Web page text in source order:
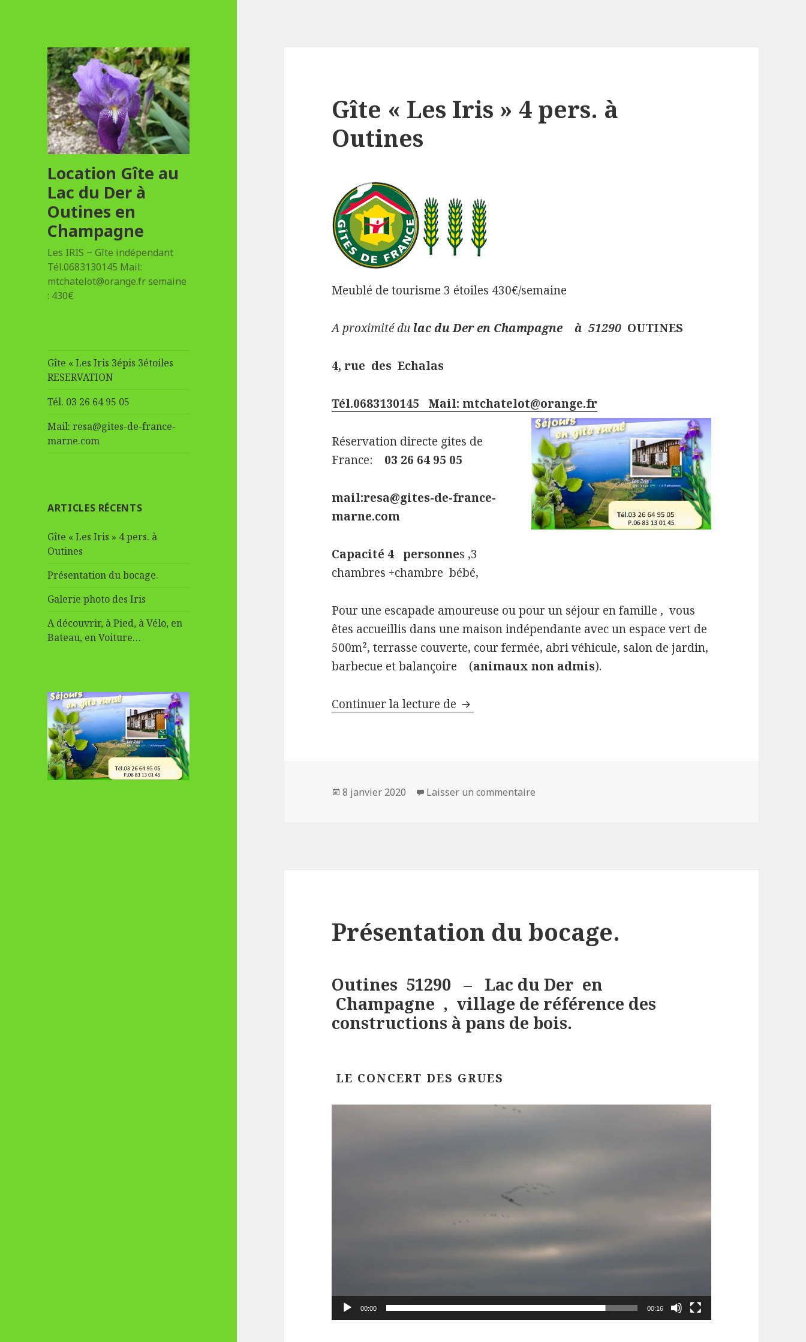
Location Gîte au
Lac du Der à
Outines en
Champagne
Les IRIS ~ Gîte indépendant
Tél.0683130145 Mail:
mtchatelot@orange.fr semaine
: 430€
Gîte « Les Iris 3épis 3étoiles
RESERVATION
Tél. 03 26 64 95 05
Mail: resa@gites-de-france-
marne.com
ARTICLES RÉCENTS
Gîte « Les Iris » 4 pers. à
Outines
Présentation du bocage.
Galerie photo des Iris
A découvrir, à Pied, à Vélo, en
Bateau, en Voiture…
Gîte « Les Iris » 4 pers. à
Outines
Meublé de tourisme 3 étoiles 430€/semaine
A proximité du lac du Der en Champagne à 51290 OUTINES
4, rue des Echalas
Tél.0683130145 Mail: mtchatelot@orange.fr
Réservation directe gites de
France:
03 26 64 95 05
mail:resa@gites-de-france-
marne.com
Capacité 4 personnes ,3
chambres +chambre bébé,
Pour une escapade amoureuse ou pour un séjour en famille , vous
êtes accueillis dans une maison indépendante avec un espace vert de
500m², terrasse couverte, cour fermée, abri véhicule, salon de jardin,
barbecue et balançoire (animaux non admis).
Continuer la lecture de Gîte « Les Iris » 4 pers. à Outines
Publié
8 janvier 2020 Laisser un commentaire
Présentation du bocage.
Outines 51290 – Lac du Der en
Champagne , village de référence des
constructions à pans de bois.
LE CONCERT DES GRUES
00:00 00:16